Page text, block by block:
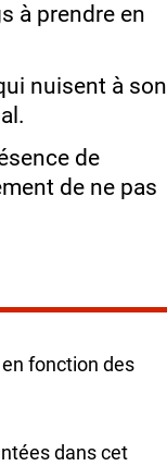
à prendre en
nuisent à son
de
de ne pas
fonction des
dans cet